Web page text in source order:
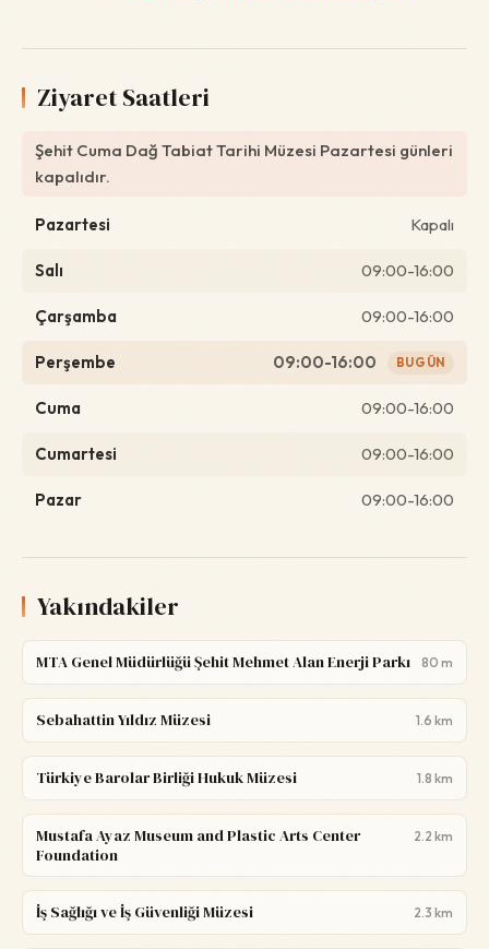
Ziyaret Saatleri
Şehit Cuma Dağ Tabiat Tarihi Müzesi Pazartesi günleri
kapalıdır.
Pazartesi Kapalı
Salı 09:00-16:00
Çarşamba 09:00-16:00
Perşembe 09:00-16:00 BUGÜN
Cuma 09:00-16:00
Cumartesi 09:00-16:00
Pazar 09:00-16:00
Yakındakiler
MTA Genel Müdürlüğü Şehit Mehmet Alan Enerji Parkı 80 m
Sebahattin Yıldız Müzesi 1.6 km
Türkiye Barolar Birliği Hukuk Müzesi 1.8 km
Mustafa Ayaz Museum and Plastic Arts Center
Foundation
2.2 km
İş Sağlığı ve İş Güvenliği Müzesi 2.3 km